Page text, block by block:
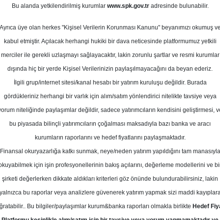
2025
Potansiyeli
Kurum Sayısı
2
1
Cuma, 26 Aralık 2025
Yatırım Hedef Fiyat
BRISA - Brisa için hedef
revize ederken tavsiyesini
Bu alanda yetkilendirilmiş kurumlar www.spk.gov.tradresinde bulunabilir.
Ayrıca üye olan herkes "Kişisel Verilerin Korunması Kanunu" beyanımızı okumuş ve
kabul etmiştir. Açılacak herhangi hukiki bir dava neticesinde platformumuz yetkili
merciler ile gerekli uzlaşmayı sağlayacaktır, lakin zorunlu şartlar ve resmi kurumlar
dışında hiç bir yerde Kişisel Verilerinizin paylaşılmayacağını da beyan ederiz.
İlgili grup/internet sitesi/kanal hesabı bir yatırım kuruluşu değildir. Burada
gördükleriniz herhangi bir varlık için alım/satım yönlendirici nitelikte tavsiye veya
niteliğinde paylaşımlar değildir, sadece yatırımcıların kendisini geliştirmesi,
bu piyasada bilinçli yatırımcıların çoğalması maksadıyla bazı banka ve aracı
kurumların raporlarını ve hedef fiyatlarını paylaşmaktadır.
Finansal okuryazarlığa katkı sunmak, neye/neden yatırım yapıldığını tam manasıyla
için işin profesyonellerinin bakış açılarını, değerleme modellerini ve
şirketi değerlerken dikkate aldıkları kriterleri göz önünde bulundurabilirsiniz, lakin
yalnızca bu raporlar veya analizlere güvenerek yatırım yapmak sizi maddi
Bu bilgiler/paylaşımlar kurum&banka raporları olmakla birlikte Hedef